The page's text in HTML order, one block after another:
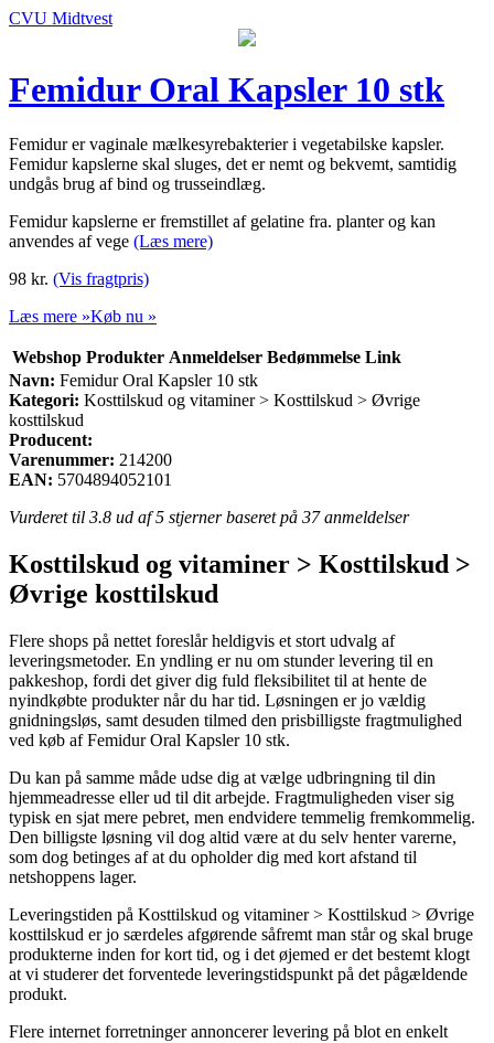
CVU Midtvest
Femidur Oral Kapsler 10 stk
Femidur er vaginale mælkesyrebakterier i vegetabilske kapsler.
Femidur kapslerne skal sluges, det er nemt og bekvemt, samtidig
undgås brug af bind og trusseindlæg.
Femidur kapslerne er fremstillet af gelatine fra. planter og kan
anvendes af vege (Læs mere)
98 kr. (Vis fragtpris)
Læs mere »Køb nu »
Webshop Produkter Anmeldelser Bedømmelse Link
Navn: Femidur Oral Kapsler 10 stk
Kategori: Kosttilskud og vitaminer > Kosttilskud > Øvrige
kosttilskud
Producent:
Varenummer: 214200
EAN: 5704894052101
Vurderet til 3.8 ud af 5 stjerner baseret på 37anmeldelser
Kosttilskud og vitaminer > Kosttilskud >
Øvrige kosttilskud
Flere shops på nettet foreslår heldigvis et stort udvalg af
leveringsmetoder. En yndling er nu om stunder levering til en
pakkeshop, fordi det giver dig fuld fleksibilitet til at hente de
nyindkøbte produkter når du har tid. Løsningen er jo vældig
gnidningsløs, samt desuden tilmed den prisbilligste fragtmulighed
ved køb af Femidur Oral Kapsler 10 stk.
Du kan på samme måde udse dig at vælge udbringning til din
hjemmeadresse eller ud til dit arbejde. Fragtmuligheden viser sig
typisk en sjat mere pebret, men endvidere temmelig fremkommelig.
Den billigste løsning vil dog altid være at du selv henter varerne,
som dog betinges af at du opholder dig med kort afstand til
netshoppens lager.
Leveringstiden på Kosttilskud og vitaminer > Kosttilskud > Øvrige
kosttilskud er jo særdeles afgørende såfremt man står og skal bruge
produkterne inden for kort tid, og i det øjemed er det bestemt klogt
at vi studerer det forventede leveringstidspunkt på det pågældende
produkt.
Flere internet forretninger annoncerer levering på blot en enkelt